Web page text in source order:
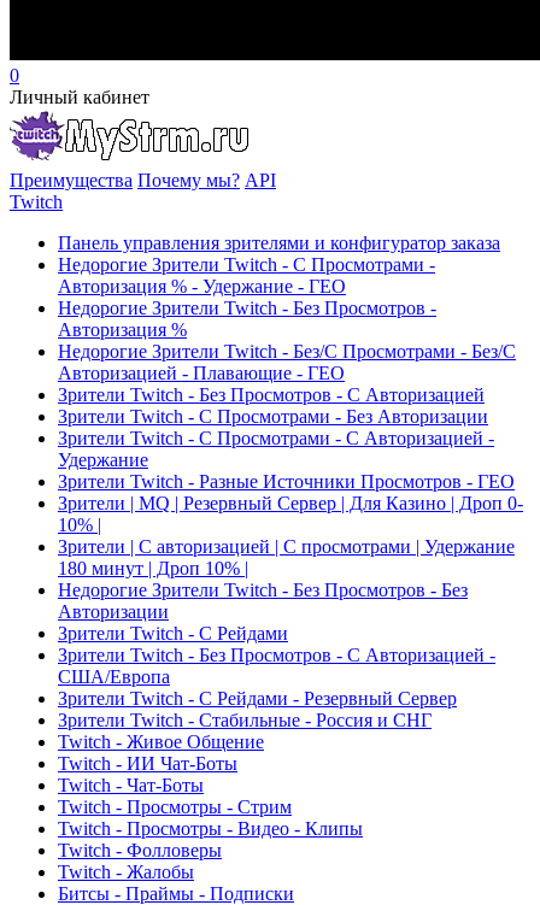
0
Личный кабинет
Преимущества Почему мы? API
Twitch
Панель управления зрителями и конфигуратор заказа
Недорогие Зрители Twitch - С Просмотрами -
Авторизация % - Удержание - ГЕО
Недорогие Зрители Twitch - Без Просмотров -
Авторизация %
Недорогие Зрители Twitch - Без/С Просмотрами - Без/С
Авторизацией - Плавающие - ГЕО
Зрители Twitch - Без Просмотров - С Авторизацией
Зрители Twitch - С Просмотрами - Без Авторизации
Зрители Twitch - С Просмотрами - С Авторизацией -
Удержание
Зрители Twitch - Разные Источники Просмотров - ГЕО
Зрители | MQ | Резервный Сервер | Для Казино | Дроп 0-
10% |
Зрители | С авторизацией | С просмотрами | Удержание
180 минут | Дроп 10% |
Недорогие Зрители Twitch - Без Просмотров - Без
Авторизации
Зрители Twitch - С Рейдами
Зрители Twitch - Без Просмотров - С Авторизацией -
США/Европа
Зрители Twitch - С Рейдами - Резервный Сервер
Зрители Twitch - Стабильные - Россия и СНГ
Twitch - Живое Общение
Twitch - ИИ Чат-Боты
Twitch - Чат-Боты
Twitch - Просмотры - Стрим
Twitch - Просмотры - Видео - Клипы
Twitch - Фолловеры
Twitch - Жалобы
Битсы - Праймы - Подписки